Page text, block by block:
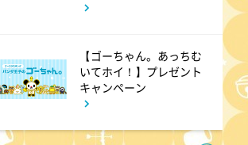
1:15
バズマンTV
深夜 1:45
ラブ!!Jリーグ
【ゴーちゃん。あっちむ
いてホイ！】プレゼント
キャンペーン